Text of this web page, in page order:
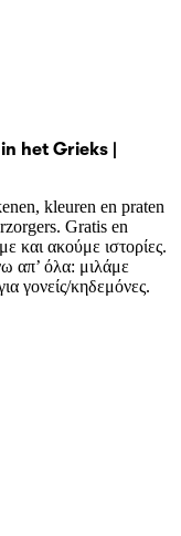
het Grieks |
kleuren en praten
Gratis en
και ακούμε ιστορίες.
απ’ όλα: μιλάμε
γονείς/κηδεμόνες.